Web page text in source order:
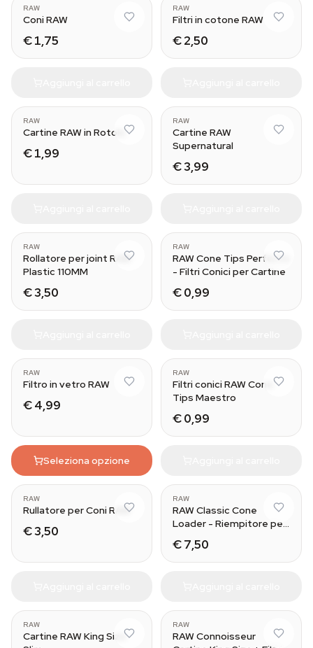
RAW
Coni RAW
€ 1,75
RAW
Filtri in cotone RAW
€ 2,50
RAW
Cartine RAW in Rotolo
€ 1,99
RAW
Cartine RAW
Supernatural
€ 3,99
RAW
Rollatore per joint RAW
Plastic 110MM
€ 3,50
RAW
RAW Cone Tips Perfecto
- Filtri Conici per Cartine
€ 0,99
RAW
Filtro in vetro RAW
€ 4,99
Seleziona opzione
RAW
Filtri conici RAW Cone
Tips Maestro
€ 0,99
RAW
Rullatore per Coni RAW
€ 3,50
RAW
RAW Classic Cone
Loader - Riempitore per
€ 7,50
RAW
Cartine RAW King Size
RAW
RAW Connoisseur